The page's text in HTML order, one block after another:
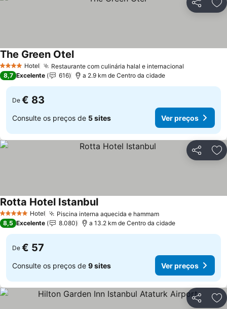
Partilhar
4 EstrelasHotel Restaurante com culinária halal e internacional
The Green OtelVer preços
8,7 Excelente 616 a 2.9 km de Centro da cidade
De € 83
Consulte os preços de 5 sites Ver preços
Partilhar
5 Estrelas Hotel Piscina interna aquecida e hammamVer preços
Rotta Hotel IstanbulVer preços
8,5 Excelente 8.080 a 13.2 km de Centro da cidade
De € 57
Consulte os preços de 9 sites Ver preços
Partilhar